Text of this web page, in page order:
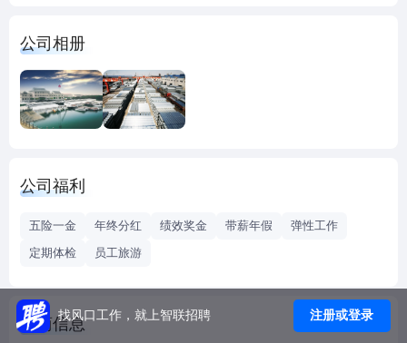
热镀锌钢管、钢塑复合管等各类钢管生产线189条、3个国家
级认可实验室、2个天津市认定企业技术中心、1个焊接钢管
技术中心。2019年，生产各类钢管超过1700万吨。截止到
2020年年初，全集团已获得授权专利技术140项，其中发明专
完成上市。
公司相册
公司福利
五险一金 年终分红 绩效奖金 带薪年假
弹性工作
定期体检
员工旅游
工商信息找风口工作，就上智联招聘 注册或登录